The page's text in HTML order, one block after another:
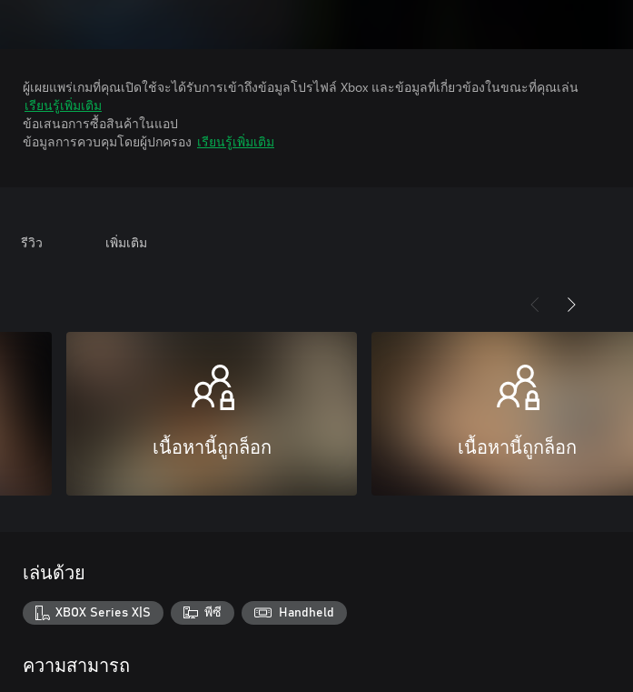
ผู้เผยแพร่เกมที่คุณเปิดใช้จะได้รับการเข้าถึงข้อมูลโปรไฟล์ Xbox และข้อมูลที่เกี่ยวข้องในขณะที่คุณเล่น
เรียนรู้เพิ่มเติม
ข้อเสนอการซื้อสินค้าในแอป
ข้อมูลการควบคุมโดยผู้ปกครอง เรียนรู้เพิ่มเติม
รีวิว เพิ่มเติม
เนื้อหานี้ถูกล็อก เนื้อหานี้ถูกล็อก
เล่นด้วย
XBOX Series X|S พีซี Handheld
ความสามารถ